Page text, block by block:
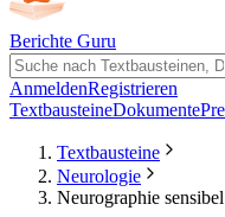
Berichte Guru
AnmeldenRegistrieren
TextbausteineDokumente
Textbausteine
Neurologie
Neurographie sensibel